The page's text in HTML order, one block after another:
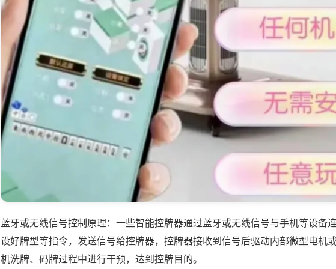
蓝牙或无线信号控制原理：一些智能控牌器通过蓝牙或无线信号与手机等设备
设好牌型等指令，发送信号给控牌器，控牌器接收到信号后驱动内部微型电机
机洗牌、码牌过程中进行干预，达到控牌目的。